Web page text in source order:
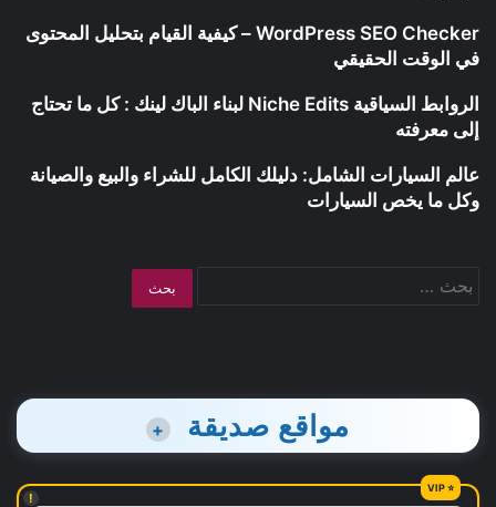
WordPress SEO Checker – كيفية القيام بتحليل المحتوى
في الوقت الحقيقي
الروابط السياقية Niche Edits لبناء الباك لينك : كل ما تحتاج
إلى معرفته
عالم السيارات الشامل: دليلك الكامل للشراء والبيع والصيانة
وكل ما يخص السيارات
عن:
مواقع صديقة +
!